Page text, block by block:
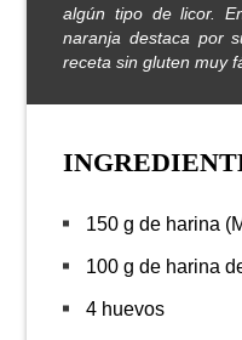
algún tipo de licor.
naranja destaca por
receta sin gluten muy
150 g de harina
100 g de harina
4 huevos